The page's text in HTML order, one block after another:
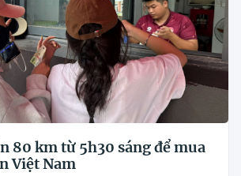
80 km từ 5h30 sáng để mua
Việt Nam